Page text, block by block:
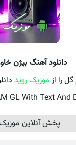
دانلود آهنگ بیژن
را از موزیک روید
GL With Text
پخش آنلاین